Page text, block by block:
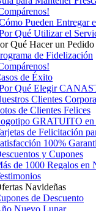
Pueden Entregar
Qué Utilizar el
Qué Hacer un
de Fidelización
de Éxito
Qué Elegir
Clientes
de Clientes Felices
GRATUITO en
de Felicitación
100%
y Cupones
de 1000 Regalos en
Navideñas
de Descuento
Nuevo Lunar